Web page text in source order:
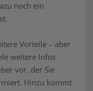
noch ein
Vorteile – aber
weitere Infos
vor, der Sie
Hinzu kommt